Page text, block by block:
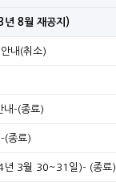
년 8월 재공지)
내(취소)
내-(종료)
(종료)
년 3월 30~31일)- (종료)